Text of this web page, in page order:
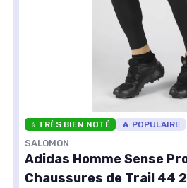
⭐ TRÈS BIEN NOTÉ 🔥 POPULAIRE
SALOMON
Adidas Homme Sense
Chaussures de Trail 44